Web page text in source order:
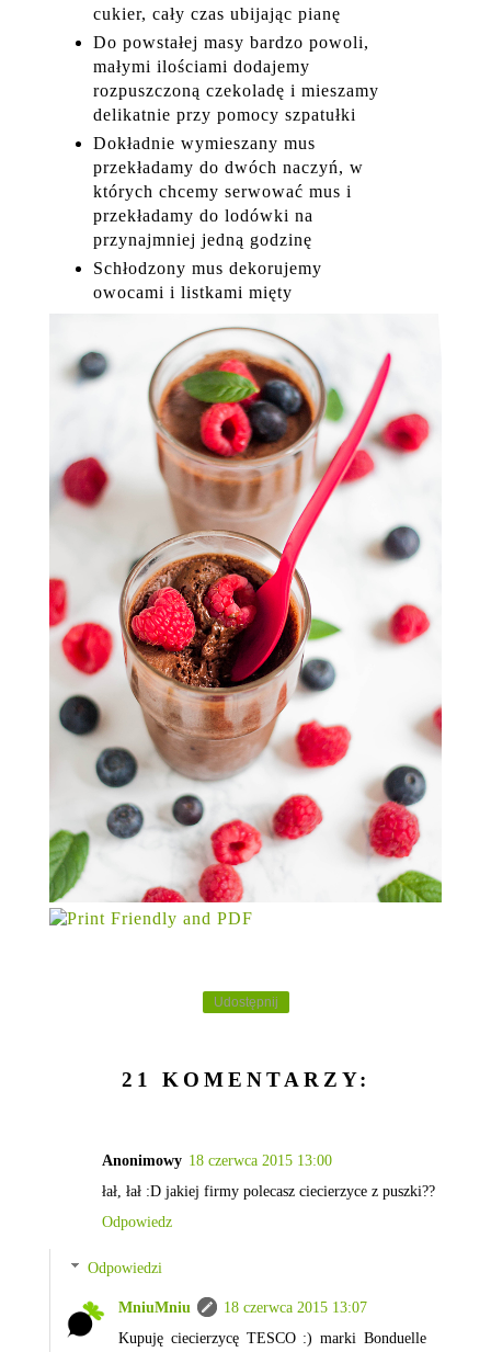
cukier, cały czas ubijając pianę
Do powstałej masy bardzo powoli,
małymi ilościami dodajemy
rozpuszczoną czekoladę i mieszamy
delikatnie przy pomocy szpatułki
Dokładnie wymieszany mus
przekładamy do dwóch naczyń, w
których chcemy serwować mus i
przekładamy do lodówki na
przynajmniej jedną godzinę
Schłodzony mus dekorujemy
owocami i listkami mięty
Udostępnij
21 KOMENTARZY:
Anonimowy 18 czerwca 2015 13:00
łał, łał :D jakiej firmy polecasz ciecierzyce z puszki??
Odpowiedz
Odpowiedzi
MniuMniu
18 czerwca 2015 13:07
Kupuję ciecierzycę TESCO :) marki Bonduelle